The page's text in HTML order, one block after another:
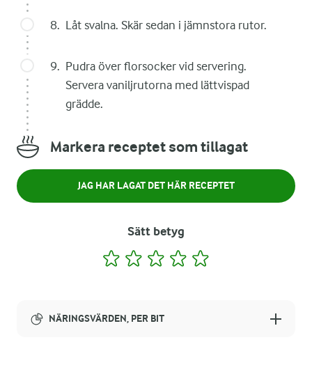
Låt svalna. Skär sedan i jämnstora rutor.
Pudra över florsocker vid servering.
Servera vaniljrutorna med lättvispad
grädde.
Markera receptet som tillagat
JAG HAR LAGAT DET HÄR RECEPTET
Sätt betyg
1 2 3 4
NÄRINGSVÄRDEN, PER BIT